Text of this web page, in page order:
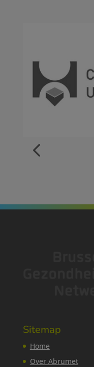
Sitemap
Home
Over Abrumet